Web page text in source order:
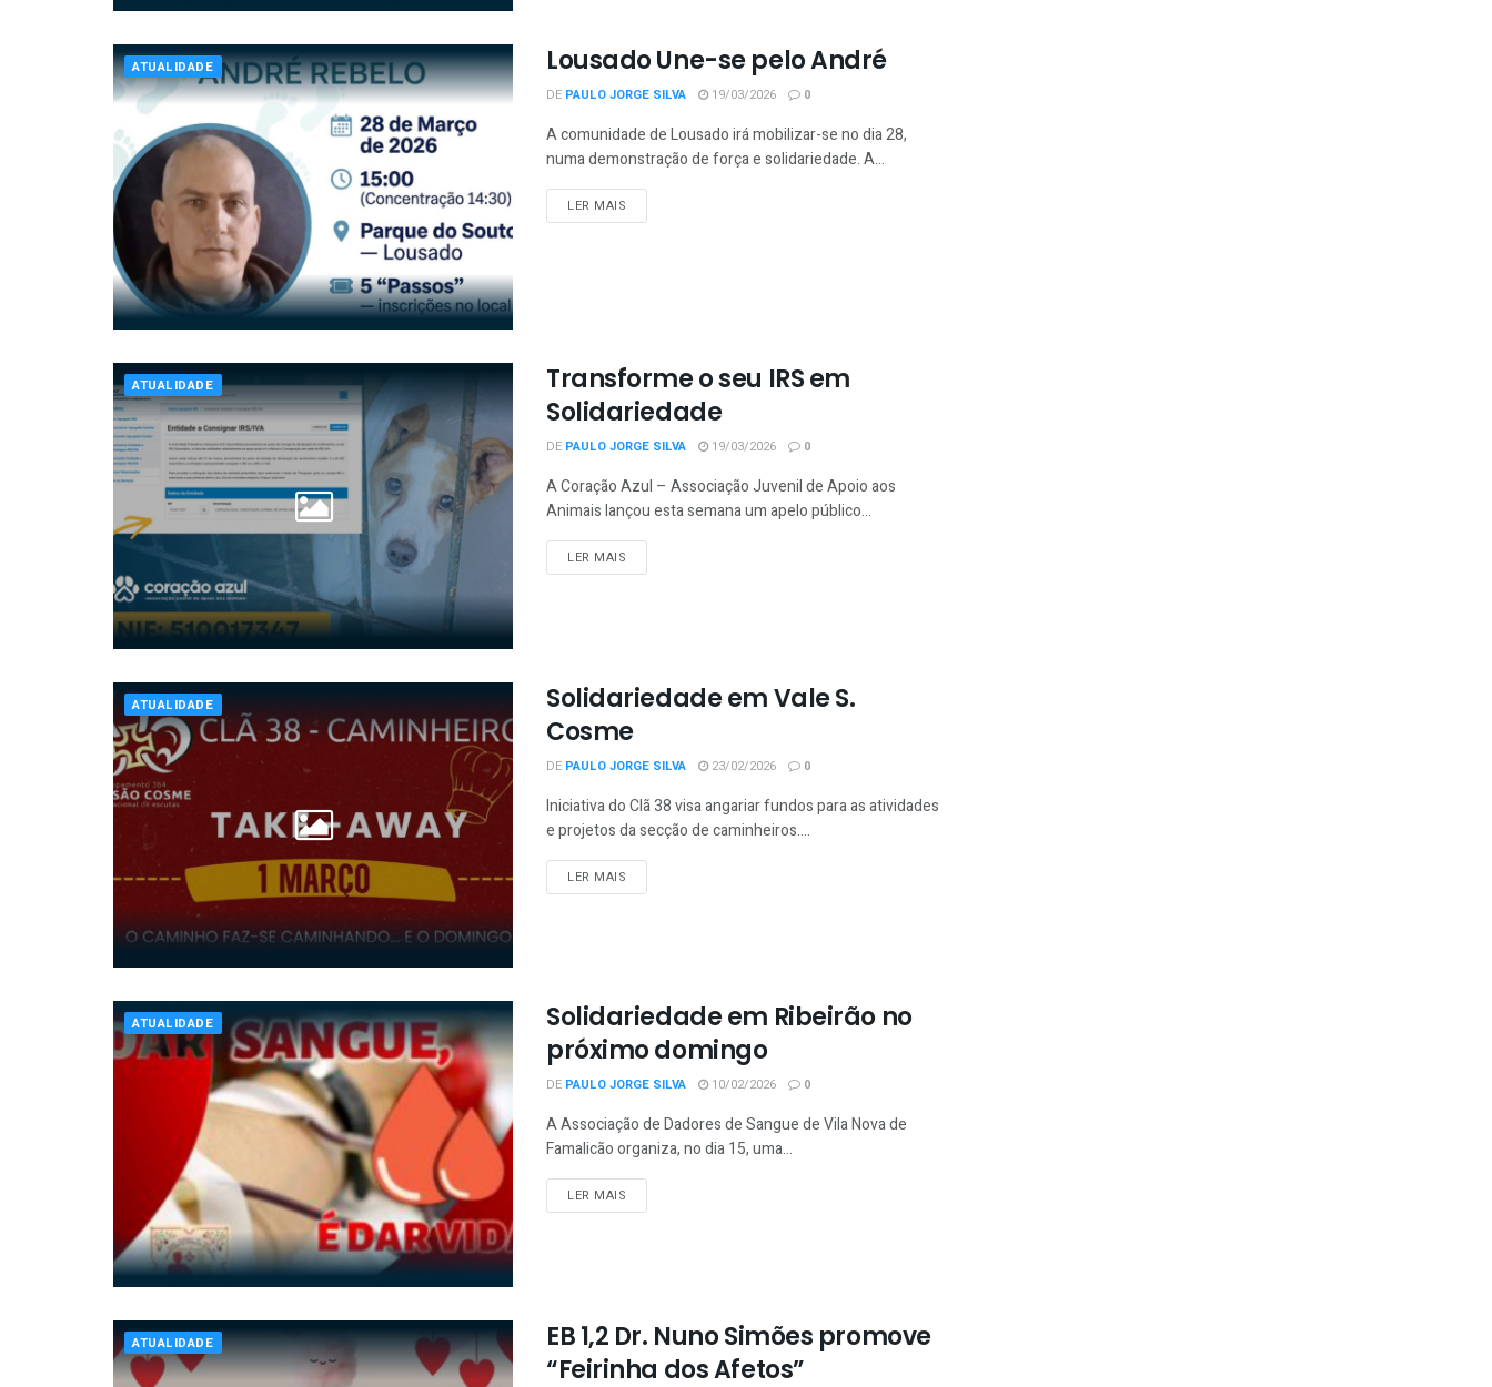
ATUALIDADE Lousado Une-se pelo André
DE PAULO JORGE SILVA 19/03/2026 0
A comunidade de Lousado irá mobilizar-se no dia 28,
numa demonstração de força e solidariedade. A...
LER MAIS
ATUALIDADE
Transforme o seu IRS em
Solidariedade
DE PAULO JORGE SILVA 19/03/2026 0
A Coração Azul – Associação Juvenil de Apoio aos
Animais lançou esta semana um apelo público...
LER MAIS
ATUALIDADE
Solidariedade em Vale S.
Cosme
DE PAULO JORGE SILVA 23/02/2026 0
Iniciativa do Clã 38 visa angariar fundos para as atividades
e projetos da secção de caminheiros....
LER MAIS
ATUALIDADE
Solidariedade em Ribeirão no
próximo domingo
DE PAULO JORGE SILVA 10/02/2026 0
A Associação de Dadores de Sangue de Vila Nova de
Famalicão organiza, no dia 15, uma...
LER MAIS
ATUALIDADE
EB 1,2 Dr. Nuno Simões promove
“Feirinha dos Afetos”